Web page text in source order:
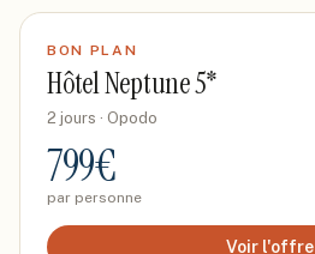
BON PLAN
Hôtel Neptune 5*
2 jours · Opodo
799€
par personne
Voir l'offre